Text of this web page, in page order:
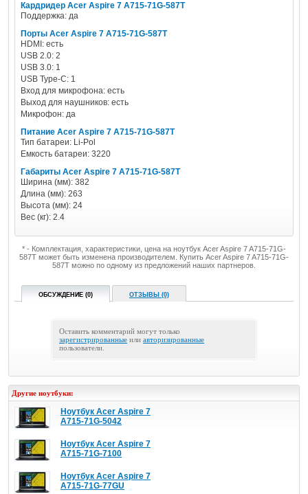
Кардридер Acer Aspire 7 A715-71G-587T
Поддержка: да
Порты Acer Aspire 7 A715-71G-587T
HDMI: есть
USB 2.0: 2
USB 3.0: 1
USB Type-C: 1
Вход для микрофона: есть
Выход для наушников: есть
Микрофон: да
Питание Acer Aspire 7 A715-71G-587T
Тип батареи: Li-Pol
Емкость батареи: 3220
Габариты Acer Aspire 7 A715-71G-587T
Ширина (мм): 382
Длина (мм): 263
Высота (мм): 24
Вес (кг): 2.4
* - Комплектация, характеристики, цена на ноутбук Acer Aspire 7 A715-71G-
587T может быть изменена производителем. Купить Acer Aspire 7 A715-71G-
587T можно по одному из предложений наших партнеров.
ОБСУЖДЕНИЕ (0) ОТЗЫВЫ (0)
Оставить комментарий могут только
зарегистрированные или авторизированные
пользователи.
Другие ноутбуки:
Ноутбук Acer Aspire 7
A715-71G-5042
Ноутбук Acer Aspire 7
A715-71G-7100
Ноутбук Acer Aspire 7
A715-71G-77GU